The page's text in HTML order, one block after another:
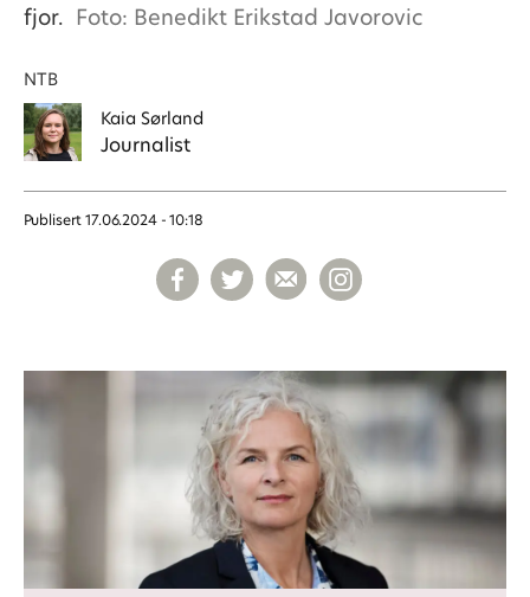
fjor. Foto: Benedikt Erikstad Javorovic
NTB
Kaia Sørland
Journalist
Publisert 17.06.2024 - 10:18